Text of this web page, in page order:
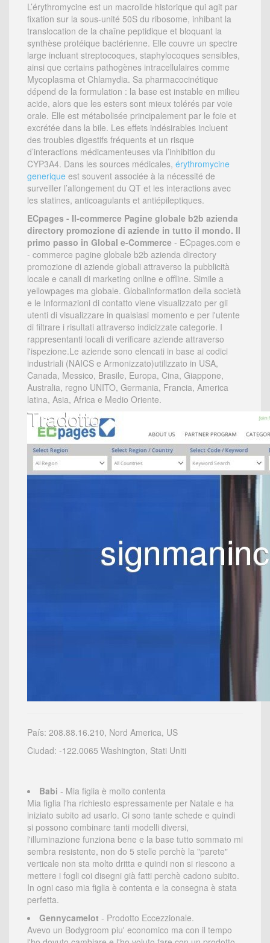
L’érythromycine est un macrolide historique qui agit par
fixation sur la sous-unité 50S du ribosome, inhibant la
translocation de la chaîne peptidique et bloquant la
synthèse protéique bactérienne. Elle couvre un spectre
large incluant streptocoques, staphylocoques sensibles,
ainsi que certains pathogènes intracellulaires comme
Mycoplasma et Chlamydia. Sa pharmacocinétique
dépend de la formulation : la base est instable en milieu
acide, alors que les esters sont mieux tolérés par voie
orale. Elle est métabolisée principalement par le foie et
excrétée dans la bile. Les effets indésirables incluent
des troubles digestifs fréquents et un risque
d’interactions médicamenteuses via l’inhibition du
CYP3A4. Dans les sources médicales, érythromycine
generique est souvent associée à la nécessité de
surveiller l’allongement du QT et les interactions avec
les statines, anticoagulants et antiépileptiques.
ECpages - Il-commerce Pagine globale b2b azienda
directory promozione di aziende in tutto il mondo. Il
primo passo in Global e-Commerce - ECpages.com e
- commerce pagine globale b2b azienda directory
promozione di aziende globali attraverso la pubblicità
locale e canali di marketing online e offline. Simile a
yellowpages ma globale. Globalinformation della società
e le Informazioni di contatto viene visualizzato per gli
utenti di visualizzare in qualsiasi momento e per l'utente
di filtrare i risultati attraverso indicizzate categorie. I
rappresentanti locali di verificare aziende attraverso
l'ispezione.Le aziende sono elencati in base ai codici
industriali (NAICS e Armonizzato)utilizzato in USA,
Canada, Messico, Brasile, Europa, Cina, Giappone,
Australia, regno UNITO, Germania, Francia, America
latina, Asia, Africa e Medio Oriente.
País: 208.88.16.210, Nord America, US
Ciudad: -122.0065 Washington, Stati Uniti
Babi - Mia figlia è molto contenta
Mia figlia l'ha richiesto espressamente per Natale e ha
iniziato subito ad usarlo. Ci sono tante schede e quindi
si possono combinare tanti modelli diversi,
l'illuminazione funziona bene e la base tutto sommato mi
sembra resistente, non do 5 stelle perchè la "parete"
verticale non sta molto dritta e quindi non si riescono a
mettere i fogli coi disegni già fatti perchè cadono subito.
In ogni caso mia figlia è contenta e la consegna è stata
perfetta.
Gennycamelot - Prodotto Eccezzionale.
Avevo un Bodygroom piu' economico ma con il tempo